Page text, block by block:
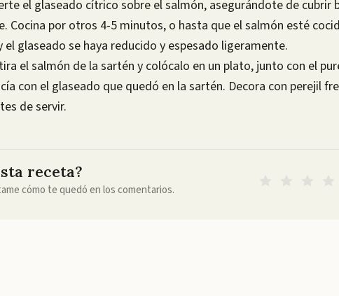
el glaseado cítrico sobre el salmón, asegurándote de cubrir
Cocina por otros 4-5 minutos, o hasta que el salmón esté
el glaseado se haya reducido y espesado ligeramente.
el salmón de la sartén y colócalo en un plato, junto con el
con el glaseado que quedó en la sartén. Decora con perejil
de servir.
receta?
cómo te quedó en los comentarios.